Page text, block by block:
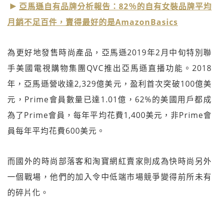
亞馬遜自有品牌分析報告：82％的自有女裝品牌平均
月銷不足百件，賣得最好的是AmazonBasics
為更好地發售時尚產品，亞馬遜2019年2月中旬特別聯
手美國電視購物集團QVC推出亞馬遜直播功能。2018
年，亞馬遜營收達2,329億美元，盈利首次突破100億美
元，Prime會員數量已達1.01億，62%的美國用戶都成
為了Prime會員，每年平均花費1,400美元，非Prime會
員每年平均花費600美元。
而國外的時尚部落客和淘寶網紅賣家則成為快時尚另外
一個戰場，他們的加入令中低端市場競爭變得前所未有
的碎片化。